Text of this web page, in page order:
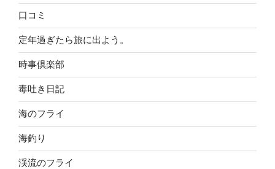
口コミ
定年過ぎたら旅に出よう。
時事倶楽部
毒吐き日記
海のフライ
海釣り
渓流のフライ